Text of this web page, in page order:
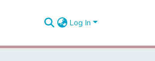
Log In